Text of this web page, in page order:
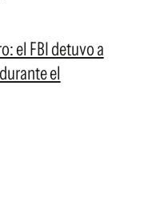
el FBI detuvo a
el